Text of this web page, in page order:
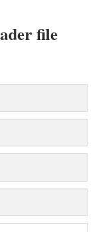
file